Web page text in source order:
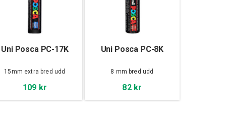
Uni Posca PC-17K
15mm extra bred udd
109 kr
Uni Posca PC-8K
8 mm bred udd
82 kr